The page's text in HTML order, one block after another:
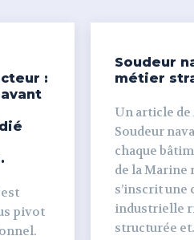
:
avant
pivot
Soudeur
métier
Un article de
Soudeur naval
chaque
de la Marine
s’inscrit une
industrielle
structurée